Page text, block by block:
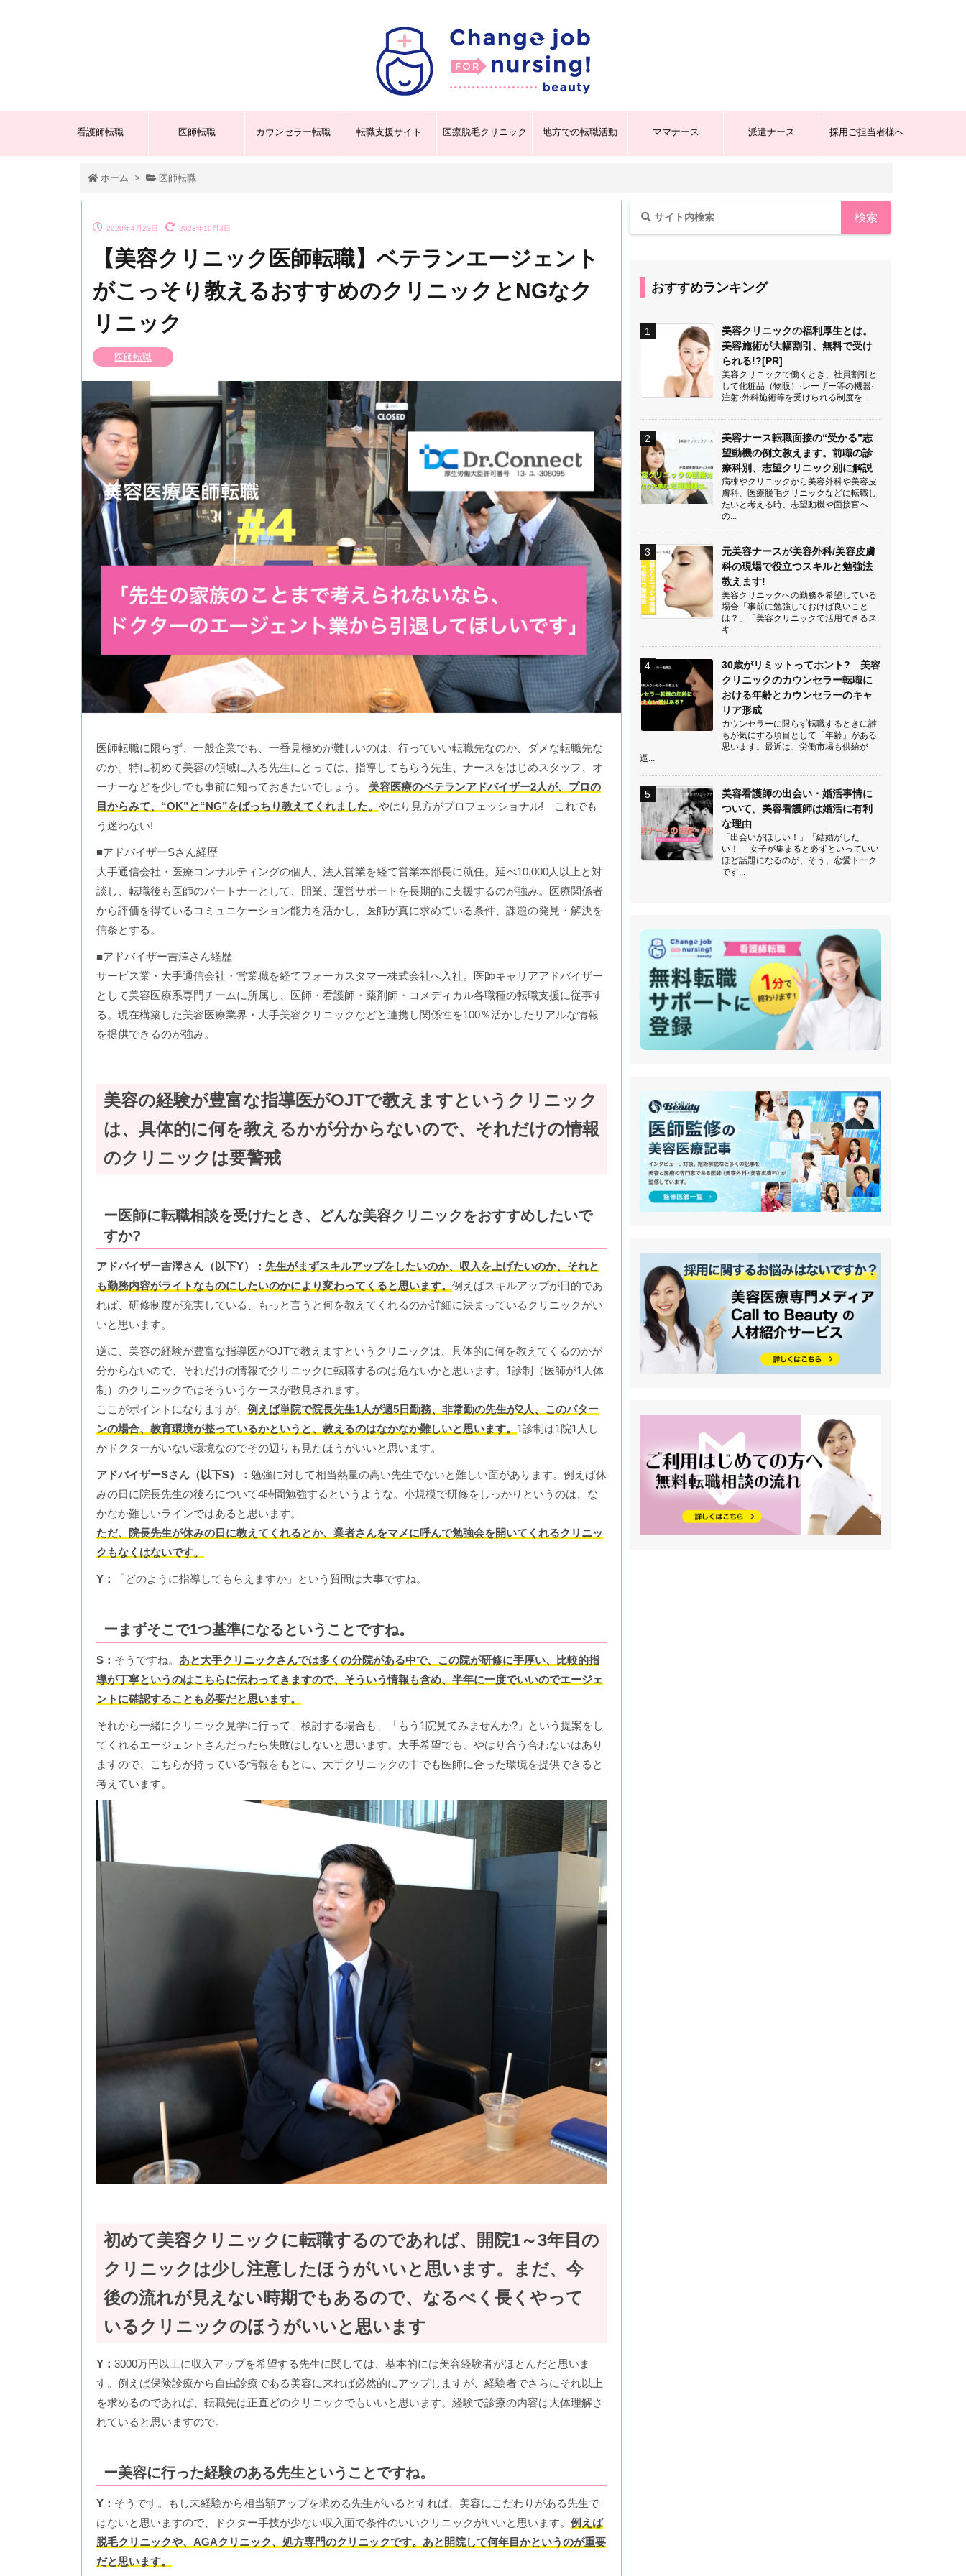
看護師転職 医師転職 カウンセラー転職 転職支援サイト 医療脱毛クリニック 地方での転職活動 ママナース 派遣ナース 採用ご担当者様へ
ホーム > 医師転職
2020年4月23日 2023年10月3日
【美容クリニック医師転職】ベテランエージェント
がこっそり教えるおすすめのクリニックとNGなク
リニック
医師転職
医師転職に限らず、一般企業でも、一番見極めが難しいのは、行っていい転職先なのか、ダメな転職先な
のか。特に初めて美容の領域に入る先生にとっては、指導してもらう先生、ナースをはじめスタッフ、オ
ーナーなどを少しでも事前に知っておきたいでしょう。 美容医療のベテランアドバイザー2人が、プロの
目からみて、“OK”と“NG”をばっちり教えてくれました。 やはり見方がプロフェッショナル! これでも
う迷わない!
■アドバイザーSさん経歴
大手通信会社・医療コンサルティングの個人、法人営業を経て営業本部長に就任。延べ10,000人以上と対
談し、転職後も医師のパートナーとして、開業、運営サポートを長期的に支援するのが強み。医療関係者
から評価を得ているコミュニケーション能力を活かし、医師が真に求めている条件、課題の発見・解決を
信条とする。
■アドバイザー吉澤さん経歴
サービス業・大手通信会社・営業職を経てフォーカスタマー株式会社へ入社。医師キャリアアドバイザー
として美容医療系専門チームに所属し、医師・看護師・薬剤師・コメディカル各職種の転職支援に従事す
る。現在構築した美容医療業界・大手美容クリニックなどと連携し関係性を100％活かしたリアルな情報
を提供できるのが強み。
美容の経験が豊富な指導医がOJTで教えますというクリニック
は、具体的に何を教えるかが分からないので、それだけの情報
のクリニックは要警戒
ー医師に転職相談を受けたとき、どんな美容クリニックをおすすめしたいで
すか?
アドバイザー吉澤さん（以下Y）： 先生がまずスキルアップをしたいのか、収入を上げたいのか、それと
も勤務内容がライトなものにしたいのかにより変わってくると思います。 例えばスキルアップが目的であ
れば、研修制度が充実している、もっと言うと何を教えてくれるのか詳細に決まっているクリニックがい
いと思います。
逆に、美容の経験が豊富な指導医がOJTで教えますというクリニックは、具体的に何を教えてくるのかが
分からないので、それだけの情報でクリニックに転職するのは危ないかと思います。1診制（医師が1人体
制）のクリニックではそういうケースが散見されます。
ここがポイントになりますが、 例えば単院で院長先生1人が週5日勤務、非常勤の先生が2人、このパター
ンの場合、教育環境が整っているかというと、教えるのはなかなか難しいと思います。 1診制は1院1人し
かドクターがいない環境なのでその辺りも見たほうがいいと思います。
アドバイザーSさん（以下S）： 勉強に対して相当熱量の高い先生でないと難しい面があります。例えば休
みの日に院長先生の後ろについて4時間勉強するというような。小規模で研修をしっかりというのは、な
かなか難しいラインではあると思います。
ただ、院長先生が休みの日に教えてくれるとか、業者さんをマメに呼んで勉強会を開いてくれるクリニッ
クもなくはないです。
Y： 「どのように指導してもらえますか」という質問は大事ですね。
ーまずそこで1つ基準になるということですね。
S： そうですね。 あと大手クリニックさんでは多くの分院がある中で、この院が研修に手厚い、比較的指
導が丁寧というのはこちらに伝わってきますので、そういう情報も含め、半年に一度でいいのでエージェ
ントに確認することも必要だと思います。
それから一緒にクリニック見学に行って、検討する場合も、「もう1院見てみませんか?」という提案をし
てくれるエージェントさんだったら失敗はしないと思います。大手希望でも、やはり合う合わないはあり
ますので、こちらが持っている情報をもとに、大手クリニックの中でも医師に合った環境を提供できると
考えています。
初めて美容クリニックに転職するのであれば、開院1～3年目の
クリニックは少し注意したほうがいいと思います。まだ、今
後の流れが見えない時期でもあるので、なるべく長くやって
いるクリニックのほうがいいと思います
Y： 3000万円以上に収入アップを希望する先生に関しては、基本的には美容経験者がほとんだと思いま
す。例えば保険診療から自由診療である美容に来れば必然的にアップしますが、経験者でさらにそれ以上
を求めるのであれば、転職先は正直どのクリニックでもいいと思います。経験で診療の内容は大体理解さ
れていると思いますので。
ー美容に行った経験のある先生ということですね。
Y： そうです。もし未経験から相当額アップを求める先生がいるとすれば、美容にこだわりがある先生で
はないと思いますので、ドクター手技が少ない収入面で条件のいいクリニックがいいと思います。 例えば
脱毛クリニックや、AGAクリニック、処方専門のクリニックです。あと開院して何年目かというのが重要
だと思います。
おすすめランキング
美容クリニックの福利厚生とは。
美容施術が大幅割引、無料で受け
られる!?[PR]
美容クリニックで働くとき、社員割引と
して化粧品（物販）·レーザー等の機器·
注射·外科施術等を受けられる制度を...
美容ナース転職面接の“受かる”志
望動機の例文教えます。前職の診
療科別、志望クリニック別に解説
病棟やクリニックから美容外科や美容皮
膚科、医療脱毛クリニックなどに転職し
たいと考える時、志望動機や面接官へ
の...
元美容ナースが美容外科/美容皮膚
科の現場で役立つスキルと勉強法
教えます!
美容クリニックへの勤務を希望している
場合「事前に勉強しておけば良いこと
は？」「美容クリニックで活用できるス
キ...
30歳がリミットってホント? 美容
クリニックのカウンセラー転職に
おける年齢とカウンセラーのキャ
リア形成
カウンセラーに限らず転職するときに誰
もが気にする項目として「年齢」がある
思います。最近は、労働市場も供給が
逼...
美容看護師の出会い・婚活事情に
ついて。美容看護師は婚活に有利
な理由
「出会いがほしい！」「結婚がした
い！」 女子が集まると必ずといっていい
ほど話題になるのが、そう、恋愛トーク
です...